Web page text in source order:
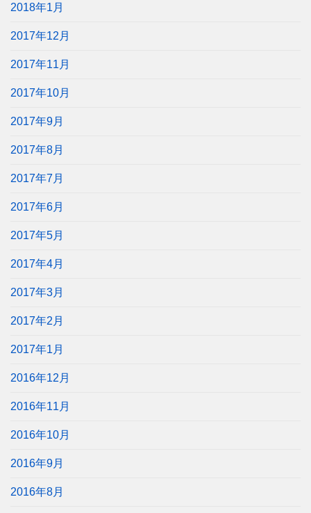
2018年1月
2017年12月
2017年11月
2017年10月
2017年9月
2017年8月
2017年7月
2017年6月
2017年5月
2017年4月
2017年3月
2017年2月
2017年1月
2016年12月
2016年11月
2016年10月
2016年9月
2016年8月